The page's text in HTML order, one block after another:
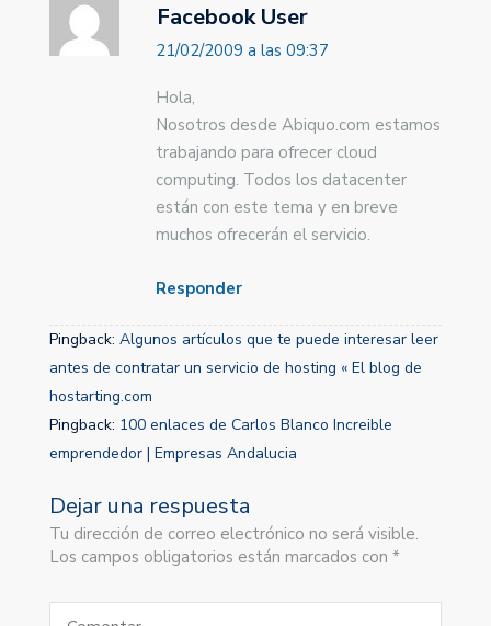
Facebook User
21/02/2009 a las 09:37
Hola,
Nosotros desde Abiquo.com estamos
trabajando para ofrecer cloud
computing. Todos los datacenter
están con este tema y en breve
muchos ofrecerán el servicio.
Responder
Pingback: Algunos artículos que te puede interesar leer
antes de contratar un servicio de hosting « El blog de
hostarting.com
Pingback: 100 enlaces de Carlos Blanco Increible
emprendedor | Empresas Andalucia
Dejar una respuesta
Tu dirección de correo electrónico no será visible.
Los campos obligatorios están marcados con *